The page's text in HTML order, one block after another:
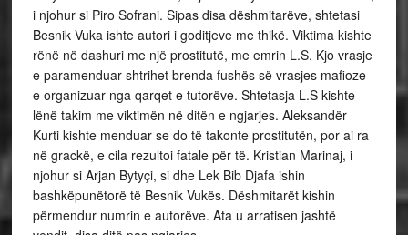
i njohur si Piro Sofrani. Sipas disa dëshmitarëve, shtetasi
Besnik Vuka ishte autori i goditjeve me thikë. Viktima kishte
rënë në dashuri me një prostitutë, me emrin L.S. Kjo vrasje
e paramenduar shtrihet brenda fushës së vrasjes mafioze
e organizuar nga qarqet e tutorëve. Shtetasja L.S kishte
lënë takim me viktimën në ditën e ngjarjes. Aleksandër
Kurti kishte menduar se do të takonte prostitutën, por ai ra
në grackë, e cila rezultoi fatale për të. Kristian Marinaj, i
njohur si Arjan Bytyçi, si dhe Lek Bib Djafa ishin
bashkëpunëtorë të Besnik Vukës. Dëshmitarët kishin
përmendur numrin e autorëve. Ata u arratisen jashtë